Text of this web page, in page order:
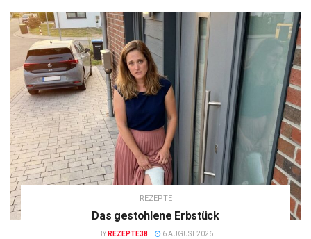
REZEPTE
Das gestohlene Erbstück
BY REZEPTE38 6 AUGUST 2026